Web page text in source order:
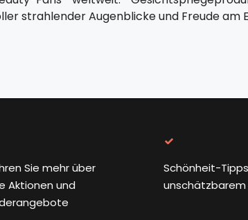
strahlender Augenblicke und Freude am
Sie mehr über
Aktionen und
Schönheit-